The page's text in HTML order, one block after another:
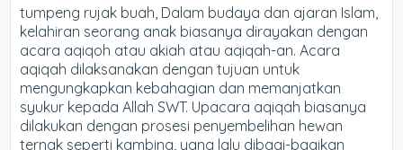
tumpeng rujak buah, Dalam budaya dan ajaran Islam,
kelahiran seorang anak biasanya dirayakan dengan
acara aqiqoh atau akiah atau aqiqah-an. Acara
aqiqah dilaksanakan dengan tujuan untuk
mengungkapkan kebahagian dan memanjatkan
syukur kepada Allah SWT. Upacara aqiqah biasanya
dilakukan dengan prosesi penyembelihan hewan
ternak seperti kambing, yang lalu dibagi-bagikan